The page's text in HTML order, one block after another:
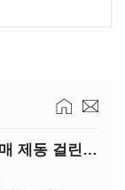
ELS 이어 ETF까지…고위험상품 판매 제동 걸린 은행